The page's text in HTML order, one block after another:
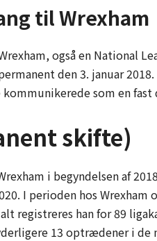
til Wrexham
også en National
den 3. januar
som en
skifte)
i begyndelsen af
I perioden hos Wrexham
registreres han for 89
13 optrædener i de